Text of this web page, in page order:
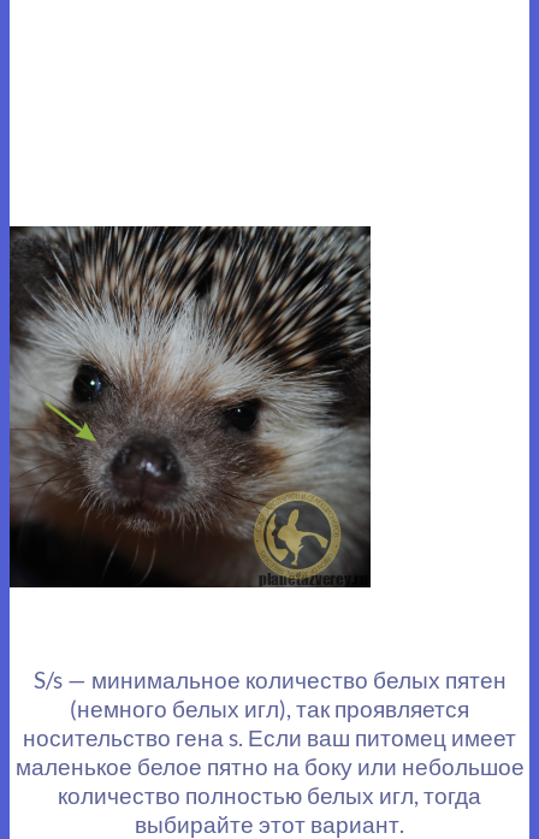
S/s — минимальное количество белых пятен
(немного белых игл), так проявляется
носительство гена s. Если ваш питомец имеет
маленькое белое пятно на боку или небольшое
количество полностью белых игл, тогда
выбирайте этот вариант.